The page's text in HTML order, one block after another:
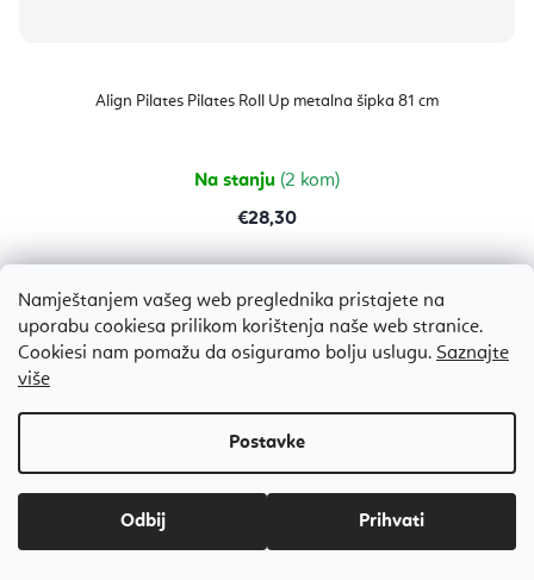
Namještanjem vašeg web preglednika pristajete na
uporabu cookiesa prilikom korištenja naše web stranice.
Cookiesi nam pomažu da osiguramo bolju uslugu. Saznajte
više
Odbij
Align Pilates Pilates Roll Up metalna šipka 81 cm
Na stanju (2 kom)
€28,30
Medium - otvorena Strong - otvorena Strong - zatvorena